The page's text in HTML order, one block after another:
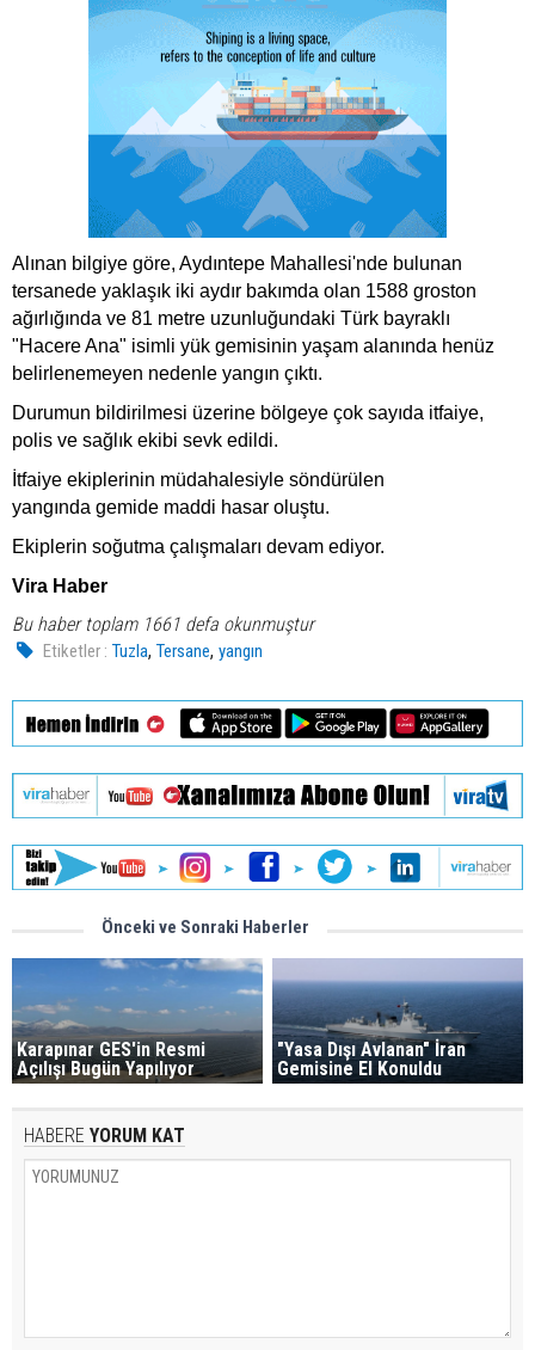
Alınan bilgiye göre, Aydıntepe Mahallesi'nde bulunan
tersanede yaklaşık iki aydır bakımda olan 1588 groston
ağırlığında ve 81 metre uzunluğundaki Türk bayraklı
"Hacere Ana" isimli yük gemisinin yaşam alanında henüz
belirlenemeyen nedenle yangın çıktı.
Durumun bildirilmesi üzerine bölgeye çok sayıda itfaiye,
polis ve sağlık ekibi sevk edildi.
İtfaiye ekiplerinin müdahalesiyle söndürülen
yangında gemide maddi hasar oluştu.
Ekiplerin soğutma çalışmaları devam ediyor.
Vira Haber
Bu haber toplam 1661 defa okunmuştur
Etiketler : Tuzla,Tersane,yangın
Önceki ve Sonraki Haberler
Karapınar GES'in Resmi
Açılışı Bugün Yapılıyor
"Yasa Dışı Avlanan" İran
Gemisine El Konuldu
HABERE YORUM KAT